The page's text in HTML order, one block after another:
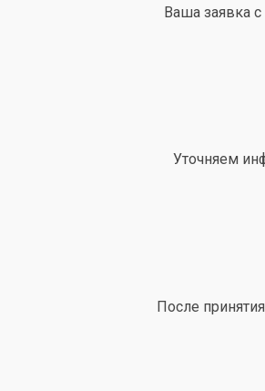
Ваша заявка
Уточняем
После